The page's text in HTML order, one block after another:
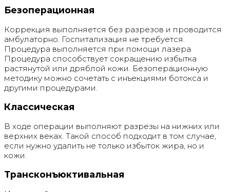
Безоперационная
Коррекция выполняется без разрезов и проводится
амбулаторно. Госпитализация не требуется.
Процедура выполняется при помощи лазера.
Процедура способствует сокращению избытка
растянутой или дряблой кожи. Безоперационную
методику можно сочетать с инъекциями ботокса и
другими процедурами.
Классическая
В ходе операции выполняют разрезы на нижних или
верхних веках. Такой способ подходит в том случае,
если нужно удалить не только избыток жира, но и
кожи.
Трансконъюктивальная